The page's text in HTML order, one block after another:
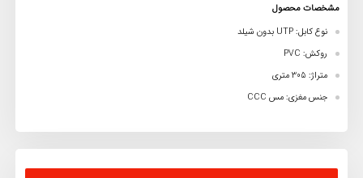
مشخصات محصول
نوع کابل: UTP بدون شیلد
روکش: PVC
متراژ: 305 متری
جنس مغزی: مس CCC